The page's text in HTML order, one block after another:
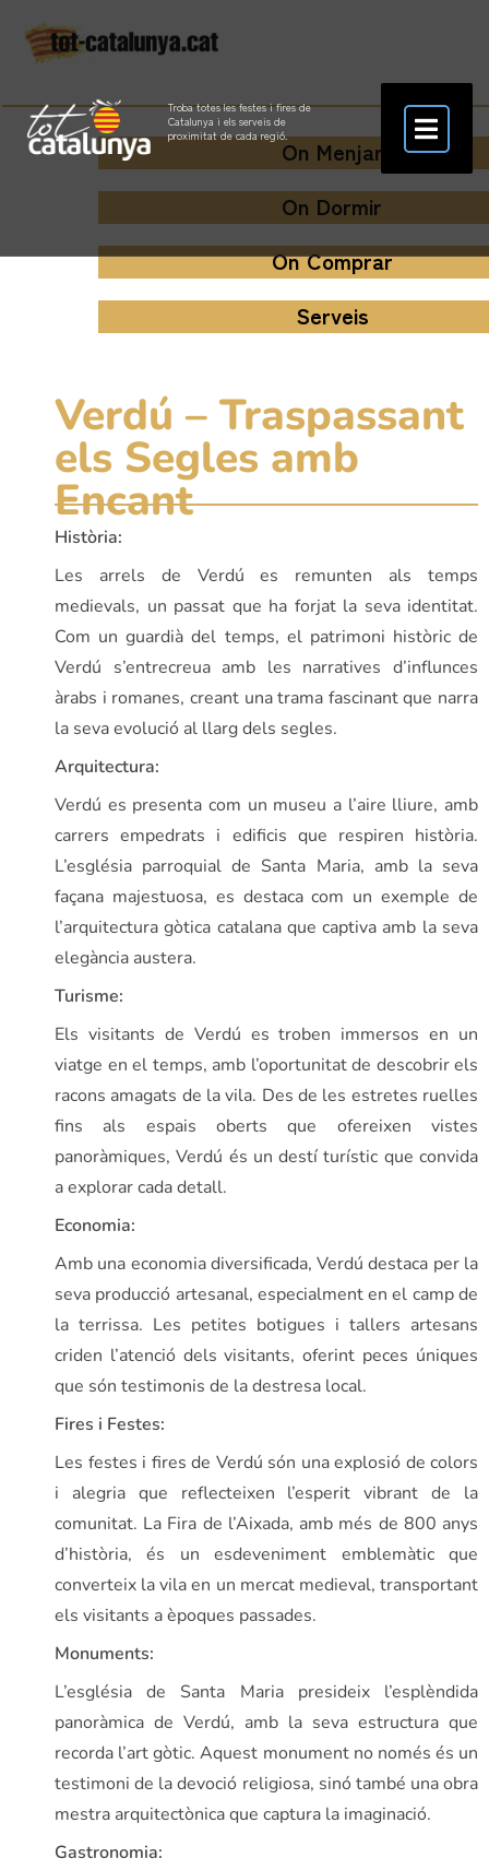
Troba totes les festes i fires de
Catalunya i els serveis de
proximitat de cada regió.On Menjar
On Dormir
On Comprar
Serveis
Verdú – Traspassant
els Segles amb
Encant
Història:
Les arrels de Verdú es remunten als temps
medievals, un passat que ha forjat la seva identitat.
Com un guardià del temps, el patrimoni històric de
Verdú s’entrecreua amb les narratives d’influnces
àrabs i romanes, creant una trama fascinant que narra
la seva evolució al llarg dels segles.
Arquitectura:
Verdú es presenta com un museu a l’aire lliure, amb
carrers empedrats i edificis que respiren història.
L’església parroquial de Santa Maria, amb la seva
façana majestuosa, es destaca com un exemple de
l’arquitectura gòtica catalana que captiva amb la seva
elegància austera.
Turisme:
Els visitants de Verdú es troben immersos en un
viatge en el temps, amb l’oportunitat de descobrir els
racons amagats de la vila. Des de les estretes ruelles
fins als espais oberts que ofereixen vistes
panoràmiques, Verdú és un destí turístic que convida
a explorar cada detall.
Economia:
Amb una economia diversificada, Verdú destaca per la
seva producció artesanal, especialment en el camp de
la terrissa. Les petites botigues i tallers artesans
criden l’atenció dels visitants, oferint peces úniques
que són testimonis de la destresa local.
Fires i Festes:
Les festes i fires de Verdú són una explosió de colors
i alegria que reflecteixen l’esperit vibrant de la
comunitat. La Fira de l’Aixada, amb més de 800 anys
d’història, és un esdeveniment emblemàtic que
converteix la vila en un mercat medieval, transportant
els visitants a èpoques passades.
Monuments:
L’església de Santa Maria presideix l’esplèndida
panoràmica de Verdú, amb la seva estructura que
recorda l’art gòtic. Aquest monument no només és un
testimoni de la devoció religiosa, sinó també una obra
mestra arquitectònica que captura la imaginació.
Gastronomia: